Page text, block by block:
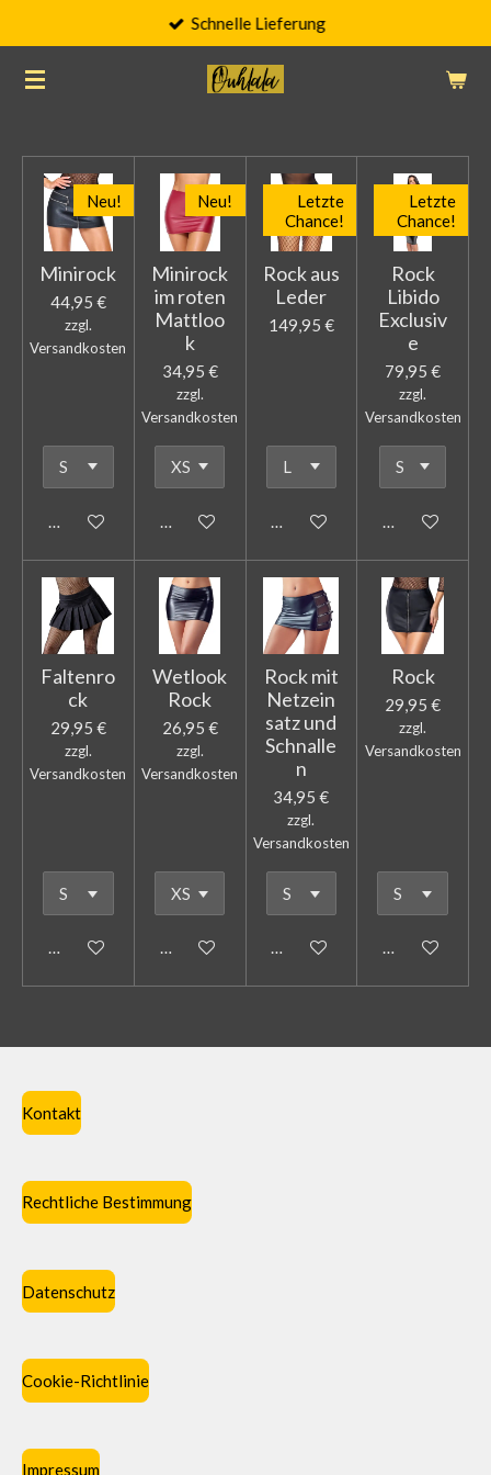
springen
Schnelle Lieferung
Neu!
Minirock
44,95 €
zzgl.
Versandkosten
In den Warenkorb
Neu!
Minirock
im roten
Mattloo
k
34,95 €
zzgl.
Versandkosten
In den Warenkorb
Letzte
Chance!
Rock aus
Leder
149,95 €
In den Warenkorb
Letzte
Chance!
Rock
Libido
Exclusiv
e
79,95 €
zzgl.
Versandkosten
In den
Faltenro
ck
29,95 €
zzgl.
Versandkosten
In den Warenkorb
Wetlook
Rock
26,95 €
zzgl.
Versandkosten
In den Warenkorb
Rock mit
Netzein
satz und
Schnalle
n
34,95 €
zzgl.
Versandkosten
In den Warenkorb
Rock
29,95 €
zzgl.
Versandkosten
In den
Kontakt
Rechtliche Bestimmung
Datenschutz
Cookie-Richtlinie
Impressum